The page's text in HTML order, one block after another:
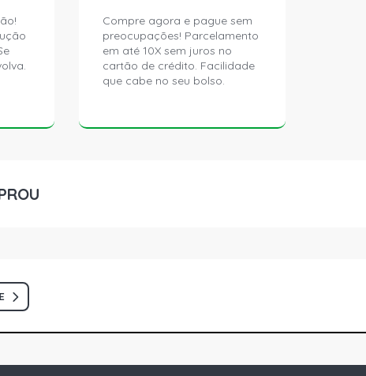
6.0 12V OM366A DIESEL
CAMINHAO 6.0 12V OM366A DIESEL
CAMINHAO 6.0 12V OM366 DIESEL
CAMINHAO 5.7 12V OM352 DIESEL
Compre agora e pague sem
preocupações! Parcelamento
em até 10X sem juros no
cartão de crédito. Facilidade
que cabe no seu bolso.